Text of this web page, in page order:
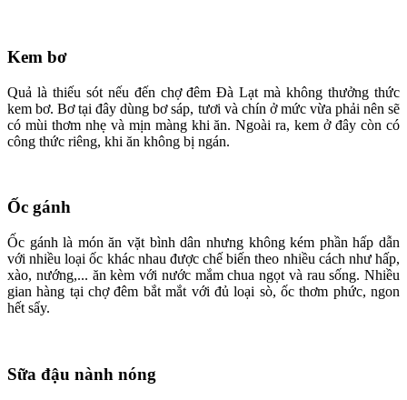
Kem bơ
Quả là thiếu sót nếu đến chợ đêm Đà Lạt mà không thưởng thức
kem bơ. Bơ tại đây dùng bơ sáp, tươi và chín ở mức vừa phải nên sẽ
có mùi thơm nhẹ và mịn màng khi ăn. Ngoài ra, kem ở đây còn có
công thức riêng, khi ăn không bị ngán.
Ốc gánh
Ốc gánh là món ăn vặt bình dân nhưng không kém phần hấp dẫn
với nhiều loại ốc khác nhau được chế biến theo nhiều cách như hấp,
xào, nướng,... ăn kèm với nước mắm chua ngọt và rau sống. Nhiều
gian hàng tại chợ đêm bắt mắt với đủ loại sò, ốc thơm phức, ngon
hết sẩy.
Sữa đậu nành nóng